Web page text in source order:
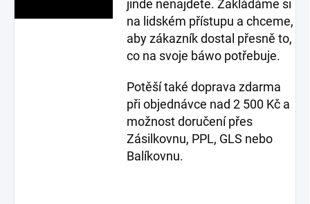
jinde nenajdete. Zakládáme si
na lidském přístupu a chceme,
aby zákazník dostal přesně to,
co na svoje báwo potřebuje.
Potěší také doprava zdarma
při objednávce nad 2 500 Kč a
možnost doručení přes
Zásilkovnu, PPL, GLS nebo
Balíkovnu.